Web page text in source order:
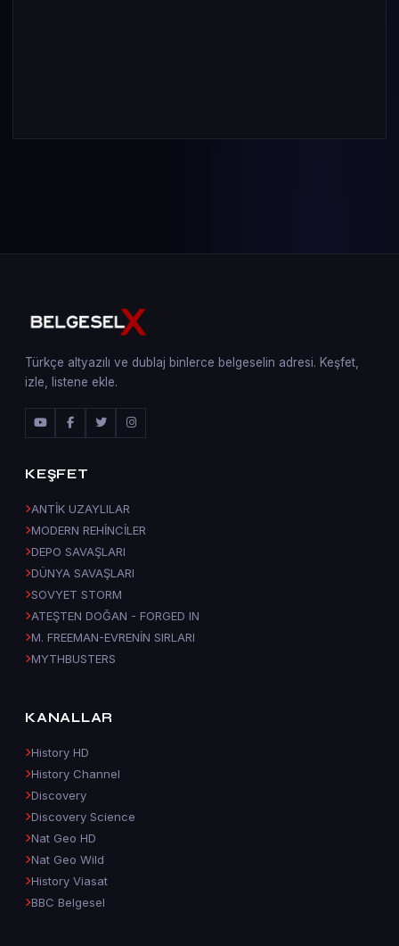
Türkçe altyazılı ve dublaj binlerce belgeselin adresi. Keşfet,
izle, listene ekle.
KEŞFET
ANTİK UZAYLILAR
MODERN REHİNCİLER
DEPO SAVAŞLARI
DÜNYA SAVAŞLARI
SOVYET STORM
ATEŞTEN DOĞAN - FORGED IN
M. FREEMAN-EVRENİN SIRLARI
MYTHBUSTERS
KANALLAR
History HD
History Channel
Discovery
Discovery Science
Nat Geo HD
Nat Geo Wild
History Viasat
BBC Belgesel